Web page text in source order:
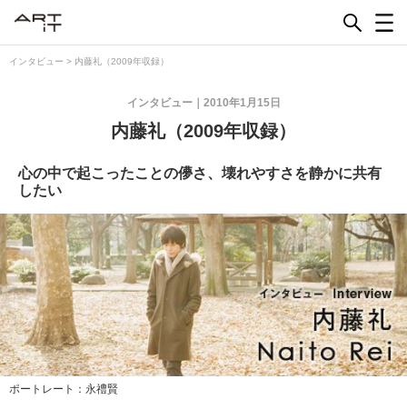
インタビュー > 内藤礼（2009年収録）
2010年1月15日
インタビュー
内藤礼（2009年収録）
心の中で起こったことの儚さ、壊れやすさを静かに共有
したい
ポートレート：永禮賢